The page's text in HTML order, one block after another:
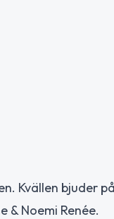
Kvällen bjuder
& Noemi Renée.